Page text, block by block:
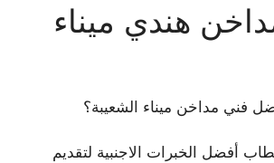
هندي ميناء
فني مداخن ميناء الشعيبة؟
أفضل الخبرات الاجنبية لتقديم